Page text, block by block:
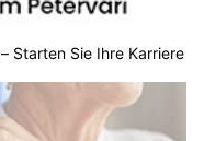
Starten Sie Ihre Karriere